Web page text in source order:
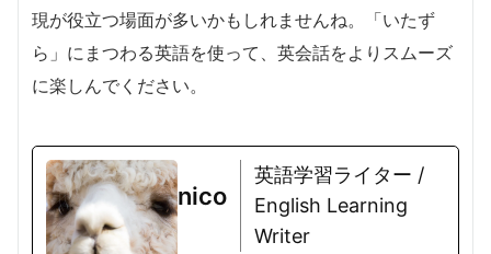
現が役立つ場面が多いかもしれませんね。「いたず
ら」にまつわる英語を使って、英会話をよりスムーズ
に楽しんでください。
nico
英語学習ライター /
English Learning
Writer